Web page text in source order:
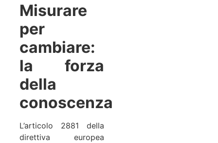
Misurare
per
cambiare:
la forza
della
conoscenza
L’articolo 2881 della
direttiva europea